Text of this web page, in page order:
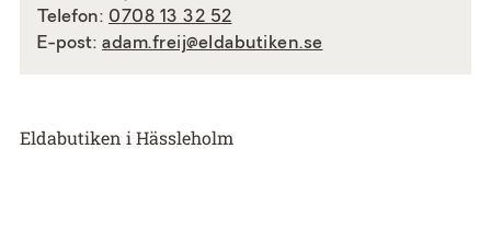
Telefon: 0708 13 32 52
E-post: adam.freij@eldabutiken.se
Eldabutiken i Hässleholm